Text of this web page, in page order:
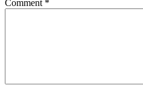
Comment *